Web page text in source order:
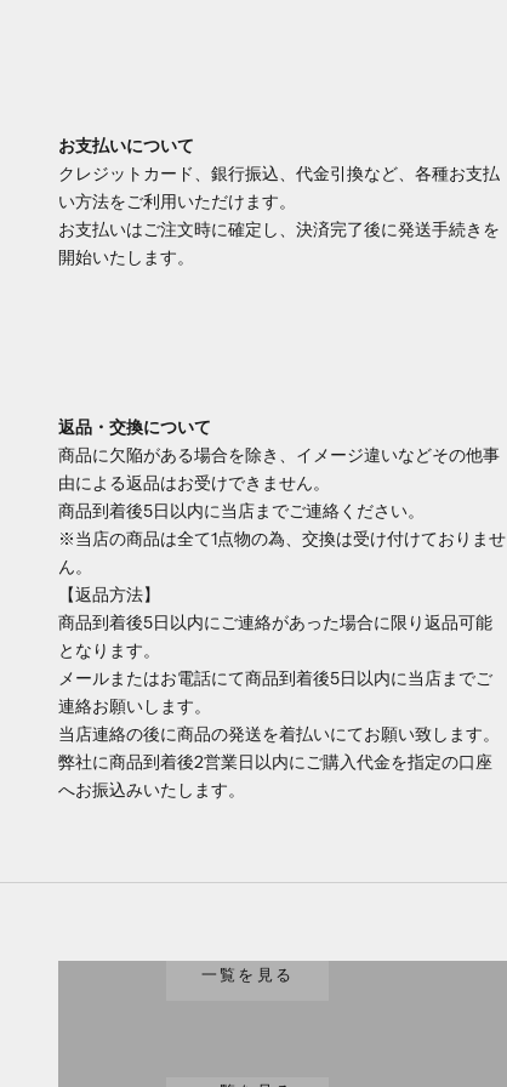
お支払いについて
クレジットカード、銀行振込、代金引換など、各種お支払
い方法をご利用いただけます。
お支払いはご注文時に確定し、決済完了後に発送手続きを
開始いたします。
返品・交換について
商品に欠陥がある場合を除き、イメージ違いなどその他事
由による返品はお受けできません。
商品到着後5日以内に当店までご連絡ください。
※当店の商品は全て1点物の為、交換は受け付けておりませ
ん。
【返品方法】
商品到着後5日以内にご連絡があった場合に限り返品可能
となります。
メールまたはお電話にて商品到着後5日以内に当店までご
連絡お願いします。
当店連絡の後に商品の発送を着払いにてお願い致します。
弊社に商品到着後2営業日以内にご購入代金を指定の口座
へお振込みいたします。
一覧を見る